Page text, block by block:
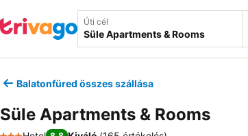
Úti cél
Balatonfüred összes szállása
Süle Apartments & Rooms